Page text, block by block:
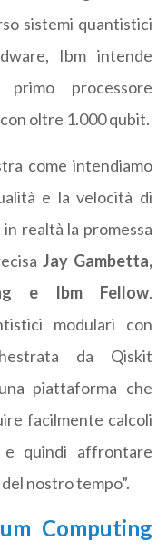
sistemi quantistici
Ibm intende
processore
oltre 1.000 qubit.
come intendiamo
e la velocità di
realtà la promessa
Jay Gambetta,
e Ibm Fellow.
modulari con
da Qiskit
piattaforma che
facilmente calcoli
quindi affrontare
nostro tempo”.
Computing